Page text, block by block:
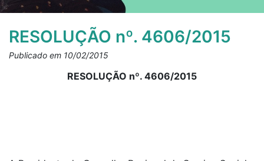
RESOLUÇÃO nº. 4606/2015
Publicado em 10/02/2015
RESOLUÇÃO nº. 4606/2015